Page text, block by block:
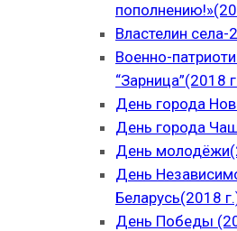
Властелин села-
Военно-
“Зарница”(2018
День города
День города
День
День
Беларусь(2018
День Победы